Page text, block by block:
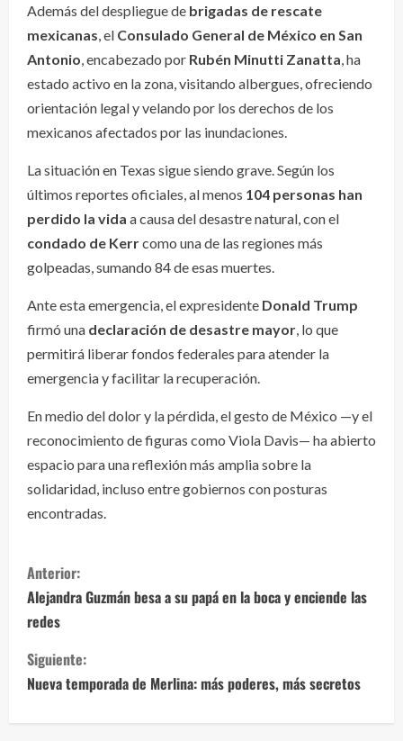
Además del despliegue de brigadas de rescate
mexicanas, el Consulado General de México en San
Antonio, encabezado por Rubén Minutti Zanatta, ha
estado activo en la zona, visitando albergues, ofreciendo
orientación legal y velando por los derechos de los
mexicanos afectados por las inundaciones.
La situación en Texas sigue siendo grave. Según los
últimos reportes oficiales, al menos 104 personas han
perdido la vida a causa del desastre natural, con el
condado de Kerrcomo una de las regiones más
golpeadas, sumando 84 de esas muertes.
Ante esta emergencia, el expresidente Donald Trump
firmó una declaración de desastre mayor, lo que
permitirá liberar fondos federales para atender la
emergencia y facilitar la recuperación.
En medio del dolor y la pérdida, el gesto de México —y el
reconocimiento de figuras como Viola Davis— ha abierto
espacio para una reflexión más amplia sobre la
solidaridad, incluso entre gobiernos con posturas
encontradas.
S
i
g
u
e
Anterior:
Alejandra Guzmán besa a su papá en la boca y enciende las
redes
Siguiente:
Nueva temporada de Merlina: más poderes, más secretos